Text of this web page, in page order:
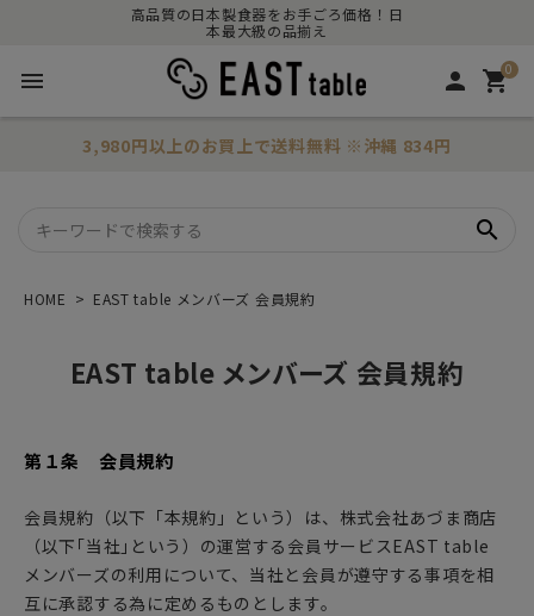
高品質の日本製食器をお手ごろ価格！日
本最大級の品揃え
menu person 0
shopping_cart
3,980円以上のお買上で送料無料 ※沖縄 834円
search
HOME EAST table メンバーズ 会員規約
EAST table メンバーズ 会員規約
第１条 会員規約
会員規約（以下「本規約」という）は、株式会社あづま商店
（以下｢当社｣という）の運営する会員サービスEAST table
メンバーズの利用について、当社と会員が遵守する事項を相
互に承認する為に定めるものとします。